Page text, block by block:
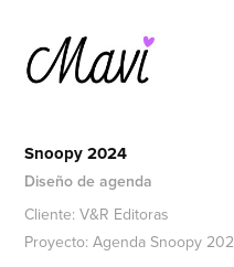
Snoopy 2024
Diseño de agenda
Cliente: V&R Editoras
Proyecto: Agenda Snoopy